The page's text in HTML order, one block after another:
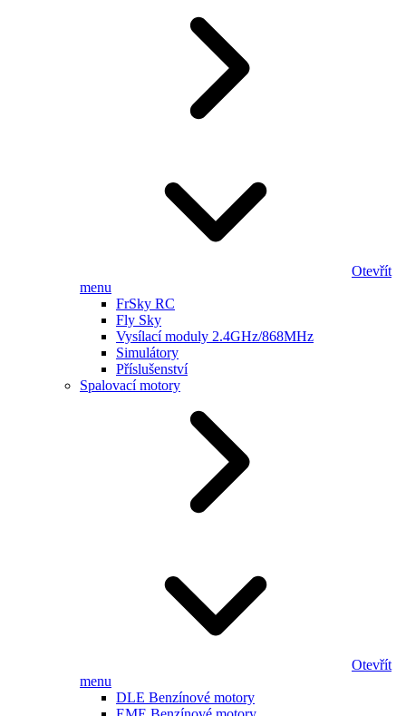
Otevřít
menu
FrSky RC
Fly Sky
Vysílací moduly 2.4GHz/868MHz
Simulátory
Příslušenství
Spalovací motory
Otevřít
menu
DLE Benzínové motory